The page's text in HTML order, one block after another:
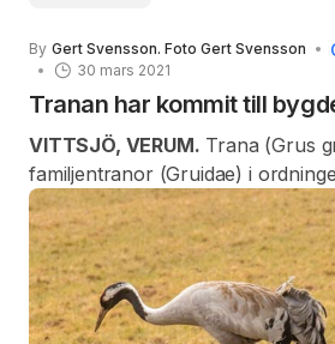
By Gert Svensson. Foto Gert Svensson
30 mars 2021
Tranan har kommit till
VITTSJÖ, VERUM. Trana (Grus
familjentranor (Gruidae) i
rallfåglar. Tranan är en stor,
flyttfågel som häckar från
Östeuropa österut till norra Kina